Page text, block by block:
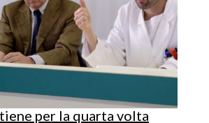
per la quarta volta